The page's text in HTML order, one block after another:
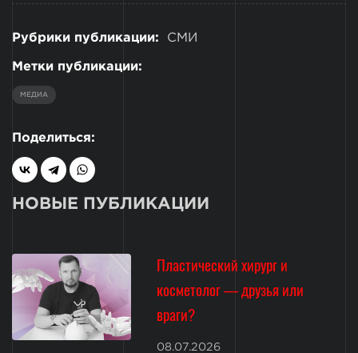
Рубрики публикации: СМИ
Метки публикации:
МЕДИА
Поделиться:
НОВЫЕ ПУБЛИКАЦИИ
Пластический хирург и
косметолог — друзья или
враги?
08.07.2026